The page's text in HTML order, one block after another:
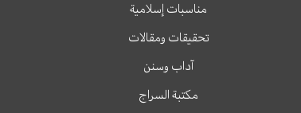
مناسبات إسلامية
تحقيقات ومقالات
آداب وسنن
مكتبة السراج